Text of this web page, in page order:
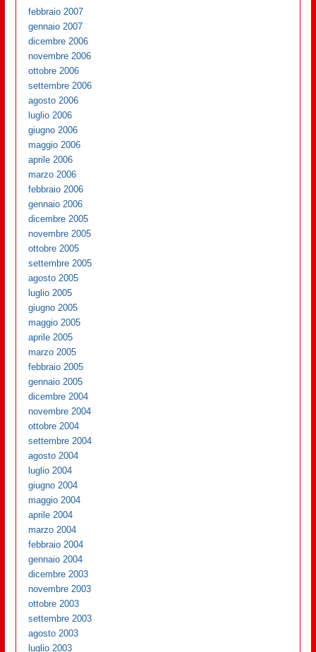
febbraio 2007
gennaio 2007
dicembre 2006
novembre 2006
ottobre 2006
settembre 2006
agosto 2006
luglio 2006
giugno 2006
maggio 2006
aprile 2006
marzo 2006
febbraio 2006
gennaio 2006
dicembre 2005
novembre 2005
ottobre 2005
settembre 2005
agosto 2005
luglio 2005
giugno 2005
maggio 2005
aprile 2005
marzo 2005
febbraio 2005
gennaio 2005
dicembre 2004
novembre 2004
ottobre 2004
settembre 2004
agosto 2004
luglio 2004
giugno 2004
maggio 2004
aprile 2004
marzo 2004
febbraio 2004
gennaio 2004
dicembre 2003
novembre 2003
ottobre 2003
settembre 2003
agosto 2003
luglio 2003